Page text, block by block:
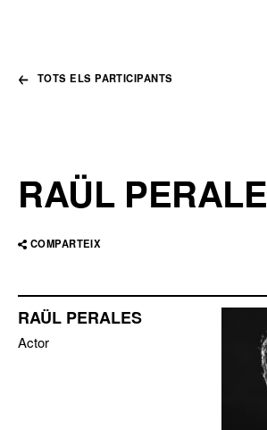
TOTS ELS PARTICIPANTS
RAÜL
COMPARTEIX
RAÜL PERALES
Actor